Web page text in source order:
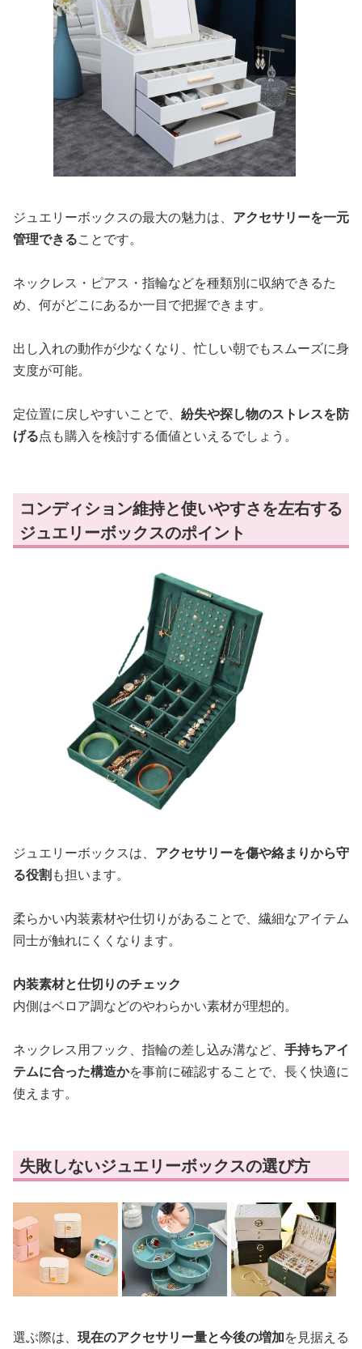
ジュエリーボックスの最大の魅力は、 アクセサリーを一元
管理できることです。
ネックレス・ピアス・指輪などを種類別に収納できるた
め、何がどこにあるか一目で把握できます。
出し入れの動作が少なくなり、忙しい朝でもスムーズに身
支度が可能。
定位置に戻しやすいことで、 紛失や探し物のストレスを防
げる点も購入を検討する価値といえるでしょう。
コンディション維持と使いやすさを左右する
ジュエリーボックスのポイント
ジュエリーボックスは、 アクセサリーを傷や絡まりから守
る役割も担います。
柔らかい内装素材や仕切りがあることで、繊細なアイテム
同士が触れにくくなります。
内装素材と仕切りのチェック
内側はベロア調などのやわらかい素材が理想的。
ネックレス用フック、指輪の差し込み溝など、 手持ちアイ
テムに合った構造かを事前に確認することで、長く快適に
使えます。
失敗しないジュエリーボックスの選び方
選ぶ際は、 現在のアクセサリー量と今後の増加を見据える